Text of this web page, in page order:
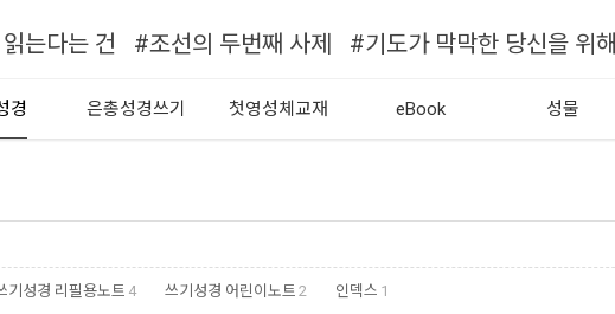
는다는 건 #조선의 두번째 사제 #기도가 막막한 당신을 위해
경 은총성경쓰기 첫영성체교재 eBook 성물
기성경 리필용노트 4 쓰기성경 어린이노트 2 인덱스 1